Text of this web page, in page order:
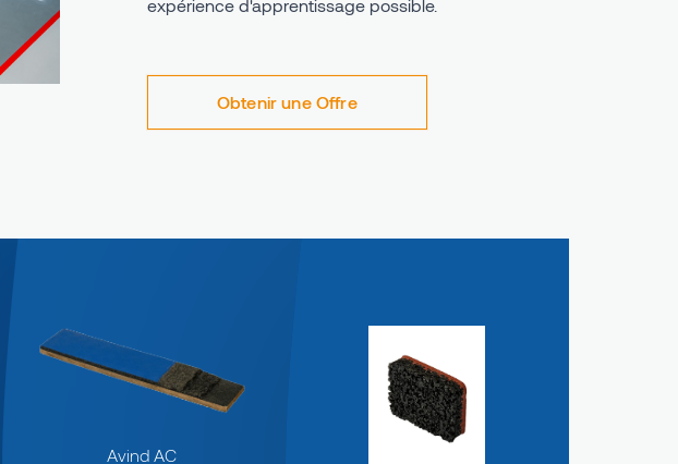
expérience d'apprentissage possible.
Obtenir une Offre
Avind AC